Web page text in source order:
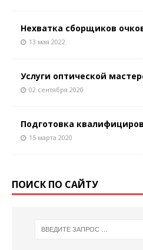
Нехватка сборщиков
13 мая 2022
Услуги оптической
02 сентября 2020
Подготовка
15 марта 2020
ПОИСК ПО САЙТУ